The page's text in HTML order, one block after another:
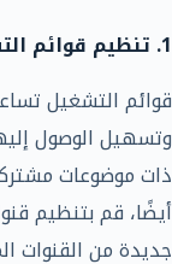
1. تنظيم قوائم التشغيل والاشتراكات
قوائم التشغيل
وتسهيل الوصول
ذات موضوعات
أيضًا، قم بتنظيم
جديدة من القنوات